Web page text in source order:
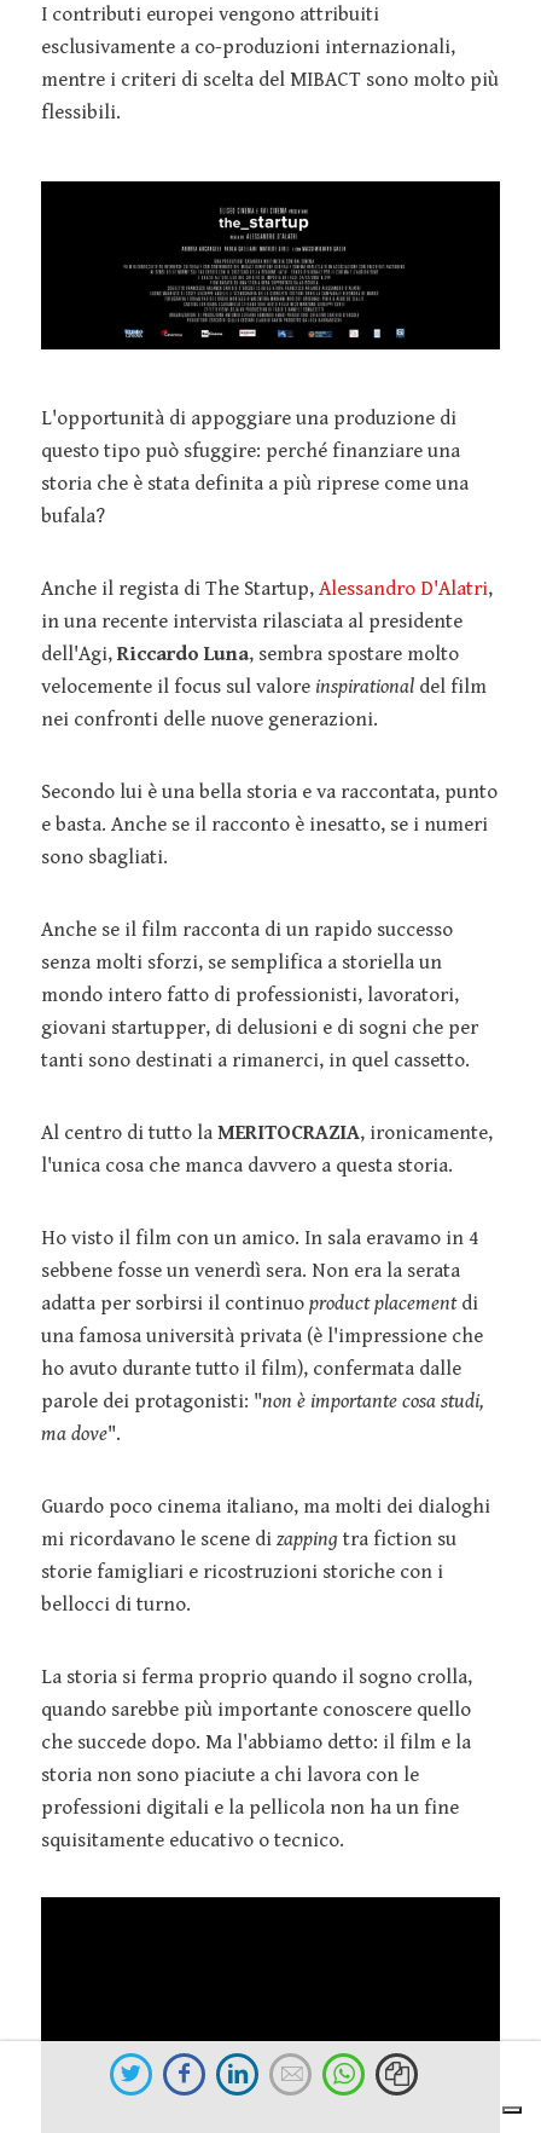
ShareShare
on
Share
on
Send
I contributi europei vengono attribuiti
esclusivamente a co-produzioni internazionali,
mentre i criteri di scelta del MIBACT sono molto più
flessibili.
L'opportunità di appoggiare una produzione di
questo tipo può sfuggire: perché finanziare una
storia che è stata definita a più riprese come una
bufala?
Anche il regista di The Startup, Alessandro D'Alatri,
in una recente intervista rilasciata al presidente
dell'Agi, Riccardo Luna, sembra spostare molto
velocemente il focus sul valore inspirational del film
nei confronti delle nuove generazioni.
Secondo lui è una bella storia e va raccontata, punto
e basta. Anche se il racconto è inesatto, se i numeri
sono sbagliati.
Anche se il film racconta di un rapido successo
senza molti sforzi, se semplifica a storiella un
mondo intero fatto di professionisti, lavoratori,
giovani startupper, di delusioni e di sogni che per
tanti sono destinati a rimanerci, in quel cassetto.
Al centro di tutto la MERITOCRAZIA, ironicamente,
l'unica cosa che manca davvero a questa storia.
Ho visto il film con un amico. In sala eravamo in 4
sebbene fosse un venerdì sera. Non era la serata
adatta per sorbirsi il continuo product placementdi
una famosa università privata (è l'impressione che
ho avuto durante tutto il film), confermata dalle
parole dei protagonisti: "non è importante cosa studi,
ma dove".
Guardo poco cinema italiano, ma molti dei dialoghi
mi ricordavano le scene di zapping tra fiction su
storie famigliari e ricostruzioni storiche con i
bellocci di turno.
La storia si ferma proprio quando il sogno crolla,
quando sarebbe più importante conoscere quello
che succede dopo. Ma l'abbiamo detto: il film e la
storia non sono piaciute a chi lavora con le
professioni digitali e la pellicola non ha un fine
squisitamente educativo o tecnico.